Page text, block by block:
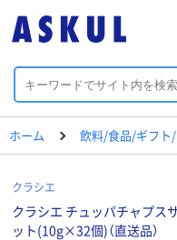
ホーム 飲料/食品/ギフト
クラシエ
クラシエ チュッパチャプス
ット(10g×32個)（直送品）